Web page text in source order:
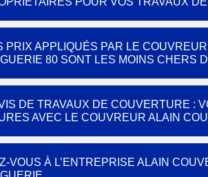
PRIX APPLIQUÉS PAR LE
80 SONT LES MOINS CHERS
DE TRAVAUX DE COUVERTURE :
AVEC LE COUVREUR ALAIN
VOUS À L’ENTREPRISE ALAIN